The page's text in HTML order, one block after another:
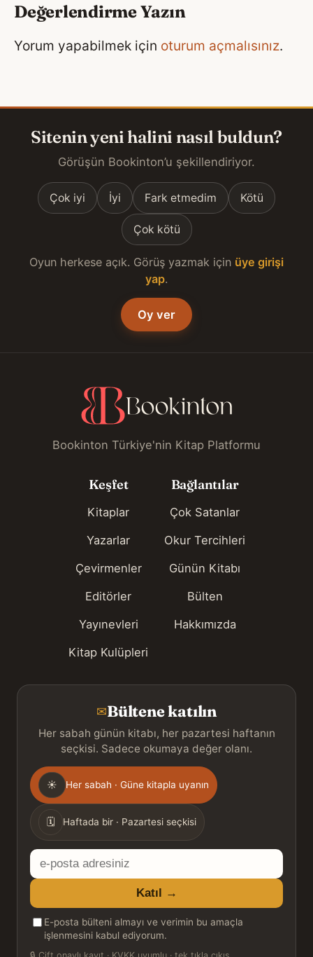
Değerlendirme Yazın
Yorum yapabilmek için oturum açmalısınız.
Sitenin yeni halini nasıl buldun?
Görüşün Bookinton’u şekillendiriyor.
Çok iyi İyi Fark etmedim Kötü
Çok kötü
Oyun herkese açık. Görüş yazmak için üye girişi
yap.
Oy ver
Bookinton Türkiye'nin Kitap Platformu
Keşfet
Kitaplar
Yazarlar
Çevirmenler
Editörler
Yayınevleri
Kitap Kulüpleri
Bağlantılar
Çok Satanlar
Okur Tercihleri
Günün Kitabı
Bülten
Hakkımızda
✉Bültene katılın
Her sabah günün kitabı, her pazartesi haftanın
seçkisi. Sadece okumaya değer olanı.
Gönderim
sıklığı
☀ Her sabah · Güne kitapla uyanın
🗓 Haftada bir · Pazartesi seçkisi
E-
posta
adresiniz
Katıl →
E-posta bülteni almayı ve verimin bu amaçla
işlenmesini kabul ediyorum.